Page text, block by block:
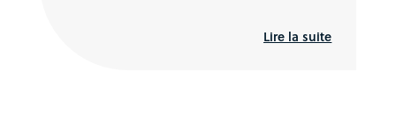
Lire la suite